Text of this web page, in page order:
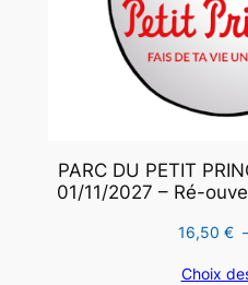
PARC DU PETIT
01/11/2027 – Ré-
16,50 €
Choix